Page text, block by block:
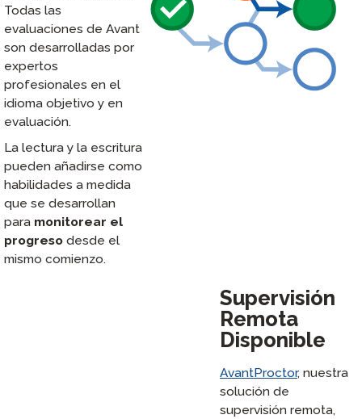
Todas las
evaluaciones de Avant
son desarrolladas por
expertos
profesionales en el
idioma objetivo y en
evaluación.
La lectura y la escritura
pueden añadirse como
habilidades a medida
que se desarrollan
para monitorear el
progreso desde el
mismo comienzo.
Supervisión
Remota
Disponible
AvantProctor, nuestra
solución de
supervisión remota,